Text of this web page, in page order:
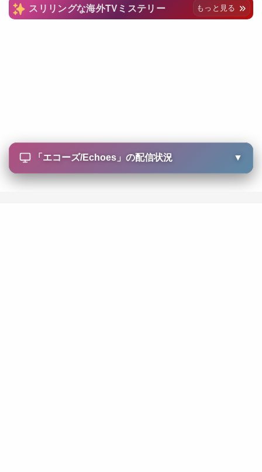
スリリングな海外TVミステリー もっと見る
「 エコーズ/Echoes」の配信状況 ▼